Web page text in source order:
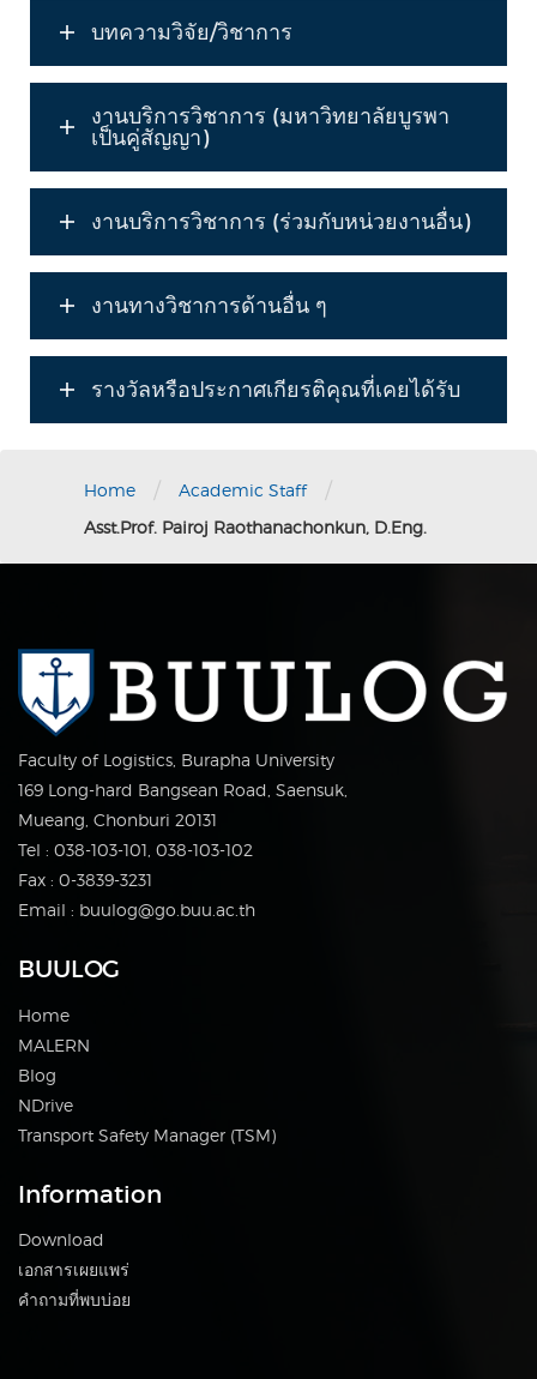
บทความวิจัย/วิชาการ
งานบริการวิชาการ (มหาวิทยาลัยบูรพา
เป็นคู่สัญญา)
งานบริการวิชาการ (ร่วมกับหน่วยงานอื่น)
งานทางวิชาการด้านอื่น ๆ
รางวัลหรือประกาศเกียรติคุณที่เคยได้รับ
Home / Academic Staff /
Asst.Prof. Pairoj Raothanachonkun, D.Eng.
Faculty of Logistics, Burapha University
169 Long-hard Bangsean Road, Saensuk,
Mueang, Chonburi 20131
Tel : 038-103-101, 038-103-102
Fax : 0-3839-3231
Email : buulog@go.buu.ac.th
BUULOG
Home
MALERN
Blog
NDrive
Transport Safety Manager (TSM)
Information
Download
เอกสารเผยแพร่
คำถามที่พบบ่อย